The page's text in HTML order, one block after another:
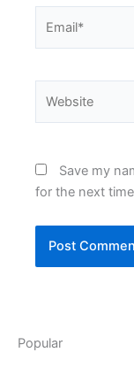
Save my
for the next
Popular